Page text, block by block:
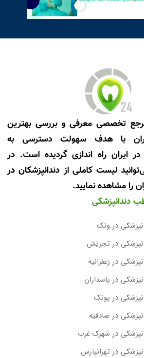
دندان 24 مرجع تخصصی معرفی و بررسی بهترین
با هدف سهولت دسترسی به
در ایران راه اندازی گردیده است. در
دندان 24 می‌توانید لیست کاملی از دندانپزشکان در
را مشاهده نمایید.
دندانپزشکی
در ونک
در تجریش
در زعفرانیه
در پاسداران
در پونک
در صادقیه
در شهرک غرب
در تهرانپارس